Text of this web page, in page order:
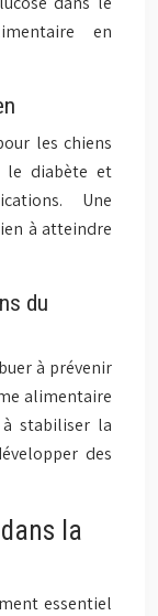
en
les chiens
le diabète et
Une
à atteindre
du
à prévenir
alimentaire
stabiliser la
des
la
essentiel